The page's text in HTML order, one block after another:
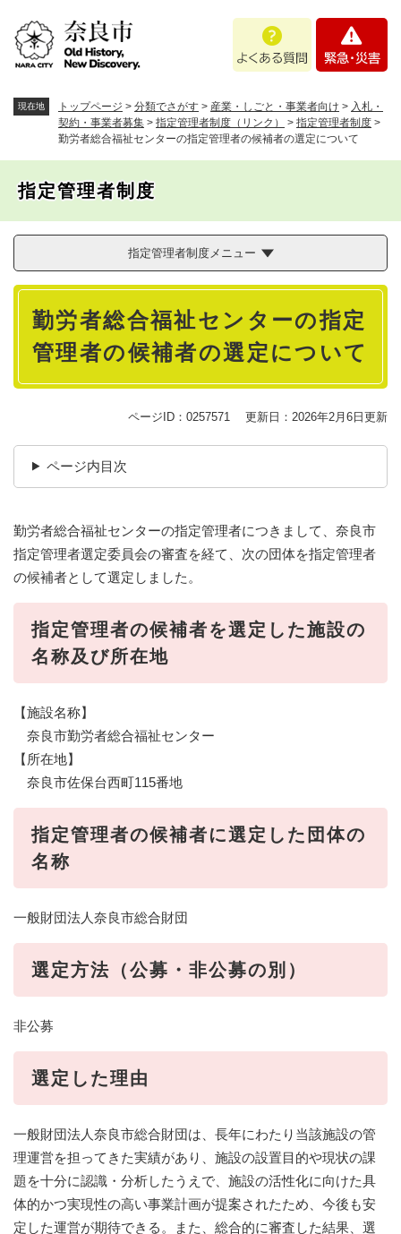
。
あ
問
・
現在地 トップページ > 分類でさがす > 産業・しごと・事業者向け > 入札・
契約・事業者募集 > 指定管理者制度（リンク） > 指定管理者制度 >
勤労者総合福祉センターの指定管理者の候補者の選定について
指定管理者制度
指定管理者制度メニュー
本
勤労者総合福祉センターの指定
管理者の候補者の選定について
ページID：0257571 更新日：2026年2月6日更新
ページ内目次
勤労者総合福祉センターの指定管理者につきまして、奈良市
指定管理者選定委員会の審査を経て、次の団体を指定管理者
の候補者として選定しました。
指定管理者の候補者を選定した施設の
名称及び所在地
【施設名称】
奈良市勤労者総合福祉センター
【所在地】
奈良市佐保台西町115番地
指定管理者の候補者に選定した団体の
名称
一般財団法人奈良市総合財団
選定方法（公募・非公募の別）
非公募
選定した理由
一般財団法人奈良市総合財団は、長年にわたり当該施設の管
理運営を担ってきた実績があり、施設の設置目的や現状の課
題を十分に認識・分析したうえで、施設の活性化に向けた具
体的かつ実現性の高い事業計画が提案されたため、今後も安
定した運営が期待できる。また、総合的に審査した結果、選